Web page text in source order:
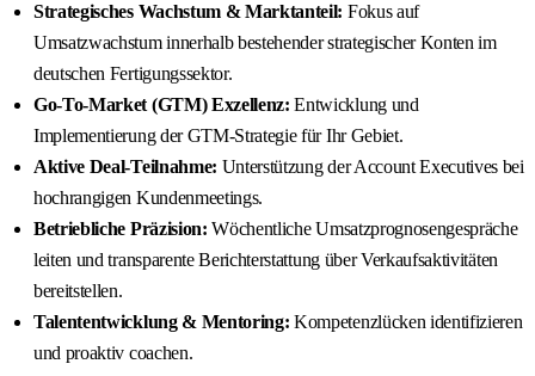
Strategisches Wachstum & Marktanteil: Fokus auf
Umsatzwachstum innerhalb bestehender strategischer Konten im
deutschen Fertigungssektor.
Go-To-Market (GTM) Exzellenz: Entwicklung und
Implementierung der GTM-Strategie für Ihr Gebiet.
Aktive Deal-Teilnahme: Unterstützung der Account Executives bei
hochrangigen Kundenmeetings.
Betriebliche Präzision: Wöchentliche Umsatzprognosengespräche
leiten und transparente Berichterstattung über Verkaufsaktivitäten
bereitstellen.
Talententwicklung & Mentoring: Kompetenzlücken identifizieren
und proaktiv coachen.